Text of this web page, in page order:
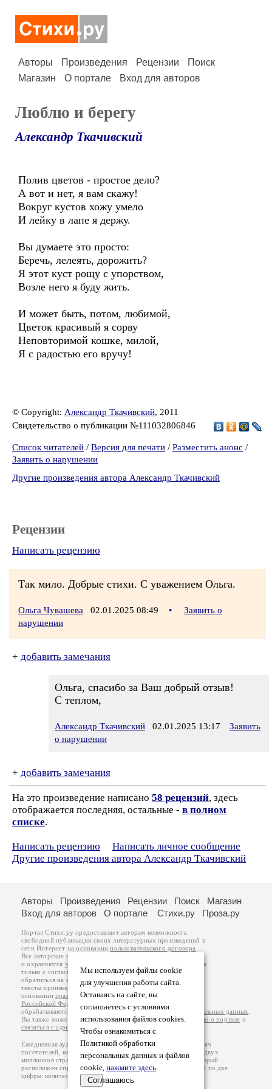
Авторы Произведения Рецензии
Поиск
Магазин
О портале Вход для авторов
Люблю и берегу
Александр Ткачивский
Полив цветов - простое дело?
А вот и нет, я вам скажу!
Вокруг кустов хожу умело
И лейку в лапе я держу.
Вы думаете это просто:
Беречь, лелеять, дорожить?
Я этот куст рощу с упорством,
Возле него я буду жить.
И может быть, потом, любимой,
Цветок красивый я сорву
Неповторимой кошке, милой,
Я с радостью его вручу!
© Copyright: Александр Ткачивский, 2011
Свидетельство о публикации №111032806846
Список читателей / Версия для печати / Разместить анонс /
Заявить о нарушении
Другие произведения автора Александр Ткачивский
Рецензии
Написать рецензию
Так мило. Добрые стихи. С уважением Ольга.
Ольга Чувашева 02.01.2025 08:49 •
Заявить о
нарушении
+ добавить замечания
Ольга, спасибо за Ваш добрый отзыв!
С теплом,
Александр Ткачивский 02.01.2025 13:17
Заявить
о нарушении
+ добавить замечания
На это произведение написано 58 рецензий, здесь
отображается последняя, остальные - в полном
списке.
Написать рецензию
Написать личное сообщение
Другие произведения автора Александр Ткачивский
Мы используем файлы cookie
для улучшения работы сайта.
Оставаясь на сайте, вы
соглашаетесь с условиями
использования файлов cookies.
Чтобы ознакомиться с
Политикой обработки
персональных данных и файлов
cookie, нажмите здесь.
Соглашаюсь
Авторы Произведения Рецензии Поиск
Магазин
Вход для авторов
О портале Стихи.ру Проза.ру
Портал Стихи.ру предоставляет авторам возможность
свободной публикации своих литературных произведений в
сети Интернет на основаниипользовательского договора
Все авторские права на произведения принадлежат авторам
и охраняются законом
. Перепечатка произведений возможна
только с согласия его автора, к которому вы можете
обратиться на его авторской странице. Ответственность за
тексты произведений авторы несут самостоятельно на
основанииправил публикацииизаконодательства
Российской Федерации
обрабатываются на основанииПолитики обработки персональных данных
Вы также можете посмотреть более подробнуюинформацию о портале и
связаться с администрацией
Ежедневная аудитория портала Стихи.ру – порядка 200 тысяч
посетителей, которые в общей сумме просматривают более двух
миллионов страниц по данным счетчика посещаемости, который
расположен справа от этого текста. В каждой графе указано по две
цифры: количество просмотров и количество посетителей.